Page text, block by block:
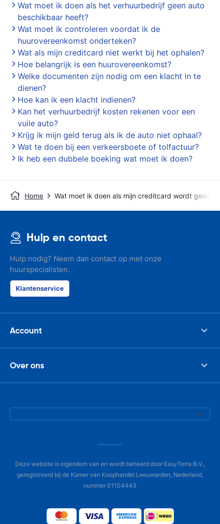
Wat moet ik doen als het verhuurbedrijf geen auto
beschikbaar heeft?
Wat moet ik controleren voordat ik de
huurovereenkomst onderteken?
Wat als mijn creditcard niet werkt bij het ophalen?
Hoe belangrijk is een huurovereenkomst?
Welke documenten zijn nodig om een klacht in te
dienen?
Hoe kan ik een klacht indienen?
Kan het verhuurbedrijf kosten rekenen voor een
vuile auto?
Krijg ik mijn geld terug als ik de auto niet ophaal?
Wat te doen bij een verkeersboete of tolfactuur?
Ik heb een dubbele boeking wat moet ik doen?
Home Wat moet ik doen als mijn creditcard wordt
Hulp en contact
Hulp nodig? Neem dan contact op met onze
huurspecialisten.
Klantenservice
Account
Over ons
Deze website is eigendom van en wordt beheerd door EasyTerra B.V.,
geregistreerd bij de Kamer van Koophandel Leeuwarden, Nederland,
nummer 01104443